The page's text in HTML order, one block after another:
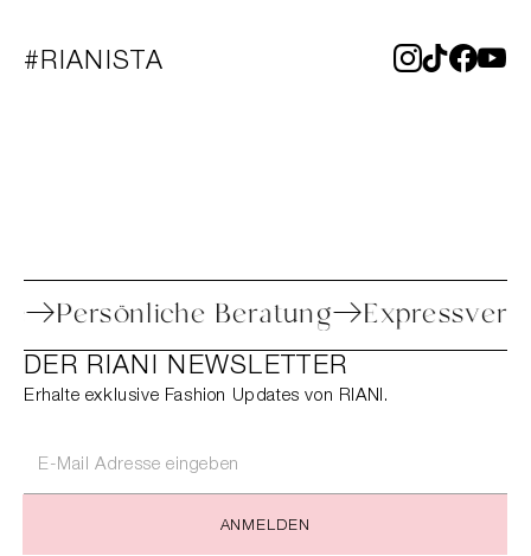
#RIANISTA
Persönliche Beratung
DER RIANI NEWSLETTER
Erhalte exklusive Fashion Updates von RIANI.
ANMELDEN